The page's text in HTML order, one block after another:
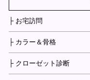
├ お宅訪問
├ カラー＆骨格
├ クローゼット診断